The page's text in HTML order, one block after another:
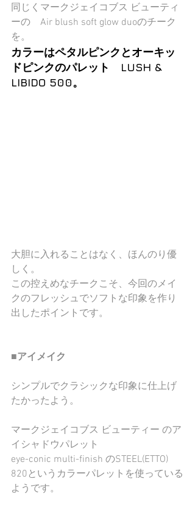
同じくマークジェイコブス ビューティ
ーの　Air blush soft glow duoのチーク
を。
カラーはペタルピンクとオーキッ
ドピンクのパレット　LUSH &
LIBIDO 500。
大胆に入れることはなく、ほんのり優
しく。
この控えめなチークこそ、今回のメイ
クのフレッシュでソフトな印象を作り
出したポイントです。
■アイメイク
シンプルでクラシックな印象に仕上げ
たかったよう。
マークジェイコブス ビューティー のア
イシャドウパレット
eye-conic multi-finish のSTEEL(ETTO)
820というカラーパレットを使っている
ようです。